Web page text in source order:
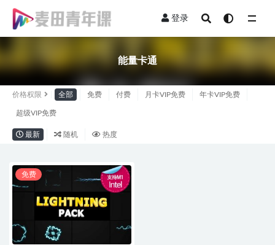
登录
能量卡通
价格权限 全部 免费 付费 月卡VIP免费 年卡VIP免费
超级VIP免费
最新 随机 热度
免费